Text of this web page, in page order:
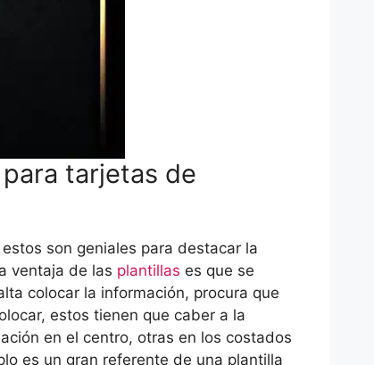
tarjetas de
son geniales para destacar la
ventaja de las plantillas es que se
colocar la información, procura que
estos tienen que caber a la
en el centro, otras en los costados
es un gran referente de una plantilla